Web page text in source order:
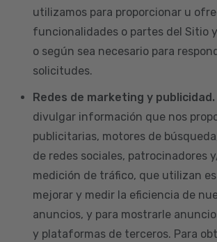
utilizamos para proporcionar u
funcionalidades o partes del Sitio
o según sea necesario para
solicitudes.
Redes de marketing y publicidad.
divulgar información que nos
publicitarias, motores de
de redes sociales, patrocinadores
medición de tráfico, que utilizan
mejorar y medir la eficiencia de
anuncios, y para mostrarle
y plataformas de terceros. Para